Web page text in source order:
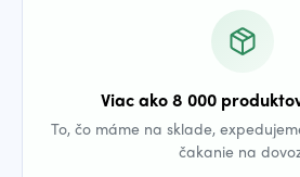
Viac ako 8 000
To, čo máme na sklade,
čakanie na